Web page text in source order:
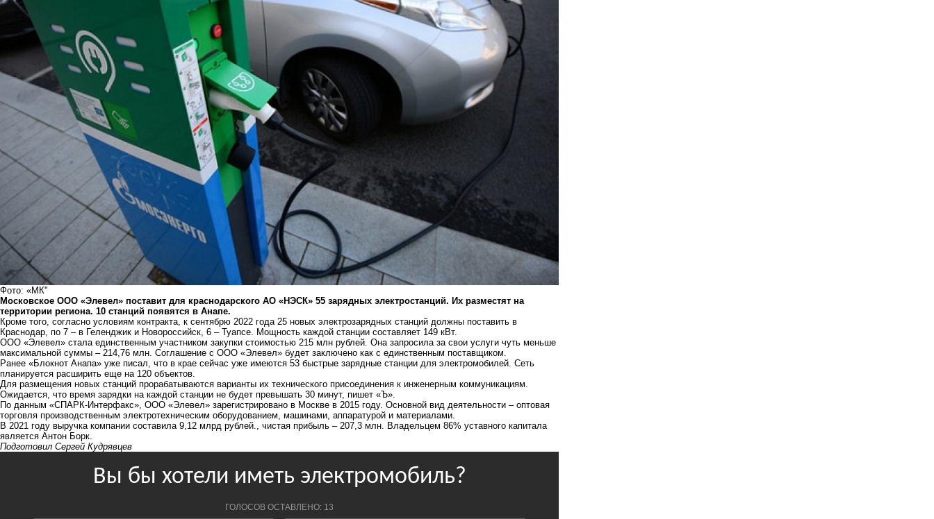
Фото: «МК"
Московское ООО «Элевел» поставит для краснодарского АО «НЭСК» 55 зарядных электростанций. Их разместят на
территории региона. 10 станций появятся в Анапе.
Кроме того, согласно условиям контракта, к сентябрю 2022 года 25 новых электрозарядных станций должны поставить в
Краснодар, по 7 – в Геленджик и Новороссийск, 6 – Туапсе. Мощность каждой станции составляет 149 кВт.
ООО «Элевел» стала единственным участником закупки стоимостью 215 млн рублей. Она запросила за свои услуги чуть меньше
максимальной суммы – 214,76 млн. Соглашение с ООО «Элевел» будет заключено как с единственным поставщиком.
Ранее «Блокнот Анапа» уже писал, что в крае сейчас уже имеются 53 быстрые зарядные станции для электромобилей. Сеть
планируется расширить еще на 120 объектов.
Для размещения новых станций прорабатываются варианты их технического присоединения к инженерным коммуникациям.
Ожидается, что время зарядки на каждой станции не будет превышать 30 минут, пишет «Ъ».
По данным «СПАРК-Интерфакс», ООО «Элевел» зарегистрировано в Москве в 2015 году. Основной вид деятельности – оптовая
торговля производственным электротехническим оборудованием, машинами, аппаратурой и материалами.
В 2021 году выручка компании составила 9,12 млрд рублей., чистая прибыль – 207,3 млн. Владельцем 86% уставного капитала
является Антон Борк.
Подготовил Сергей Кудрявцев